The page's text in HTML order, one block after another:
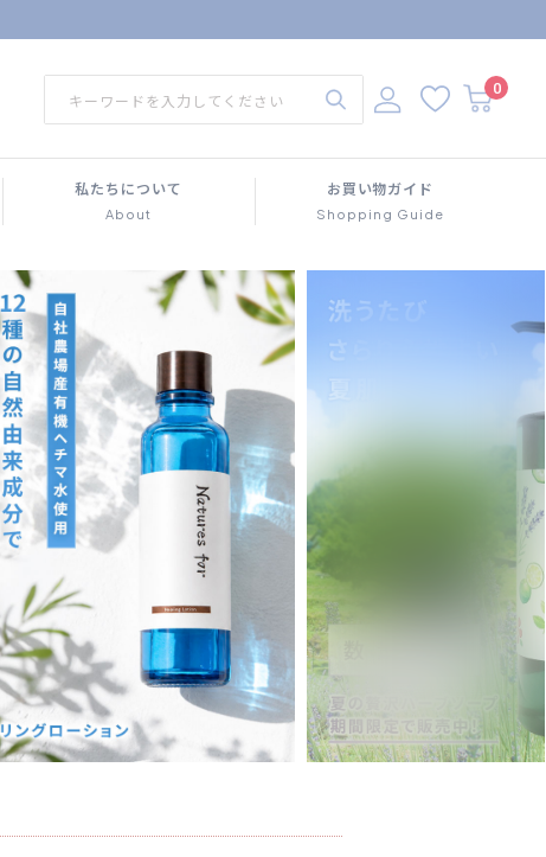
0
私たちについて
About
お買い物ガイド
Shopping Guide